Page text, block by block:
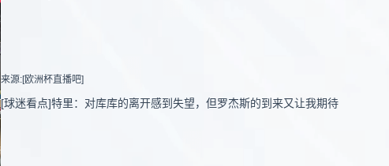
来源:[欧洲杯直播吧]
[球迷看点]特里：对库库的离开感到失望，但罗杰斯的到来又让我期待